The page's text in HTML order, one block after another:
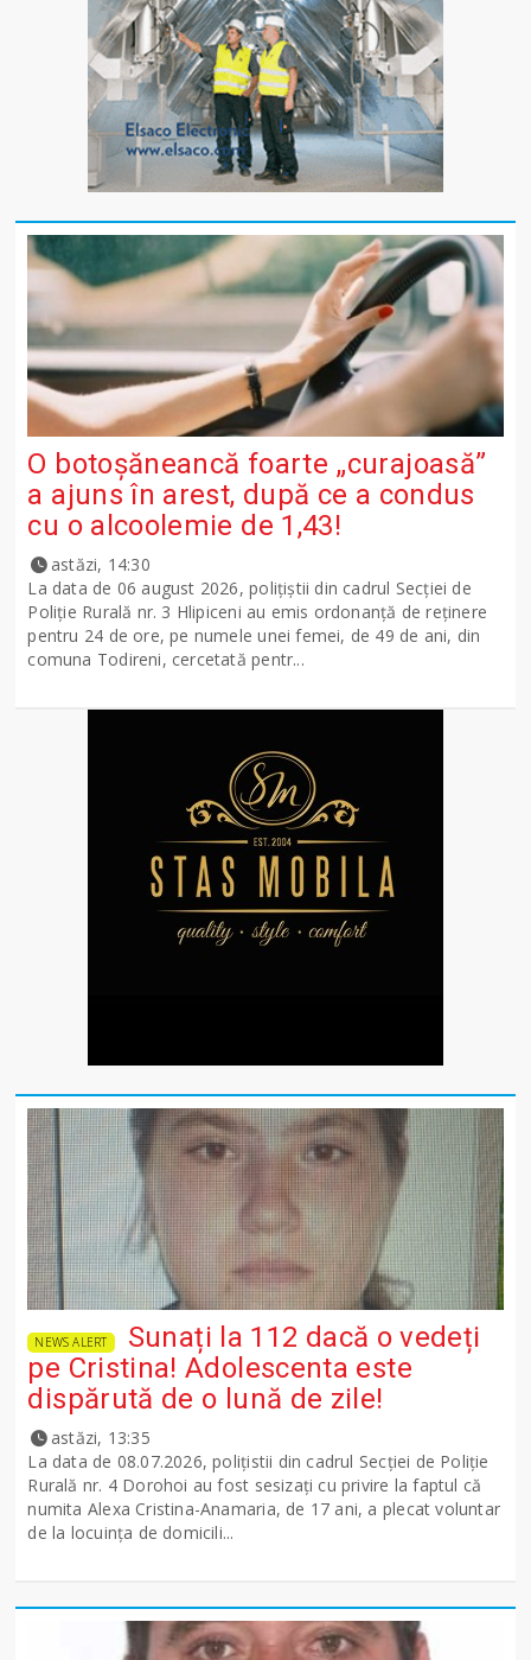
O botoșăneancă foarte „curajoasă”
a ajuns în arest, după ce a condus
cu o alcoolemie de 1,43!
astăzi, 14:30
La data de 06 august 2026, polițiștii din cadrul Secției de
Poliție Rurală nr. 3 Hlipiceni au emis ordonanță de reținere
pentru 24 de ore, pe numele unei femei, de 49 de ani, din
comuna Todireni, cercetată pentr...
NEWS ALERT
Sunați la 112 dacă o vedeți
pe Cristina! Adolescenta este
dispărută de o lună de zile!
astăzi, 13:35
La data de 08.07.2026, polițistii din cadrul Secției de Poliție
Rurală nr. 4 Dorohoi au fost sesizați cu privire la faptul că
numita Alexa Cristina-Anamaria, de 17 ani, a plecat voluntar
de la locuința de domicili...